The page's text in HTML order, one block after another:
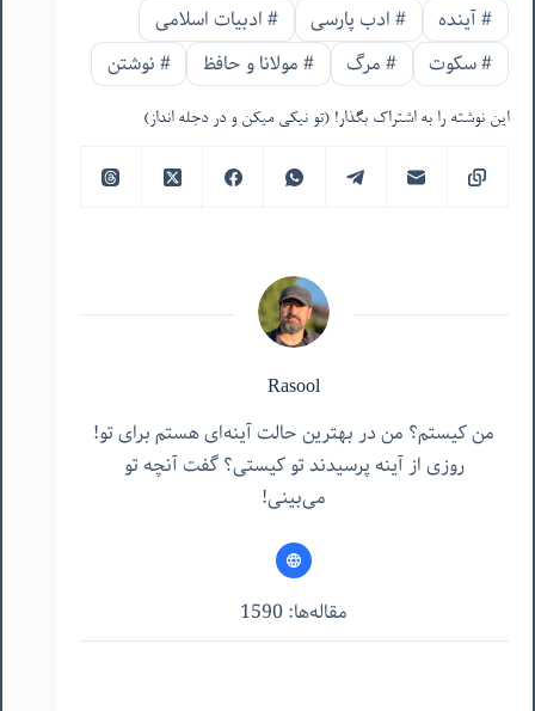
#آینده #ادب پارسی #ادبیات اسلامی
#سکوت #مرگ #مولانا و حافظ #نوشتن
این نوشته را به اشتراک بگذار! (تو نیکی میکن و در دجله انداز)
Rasool
من کیستم؟ من در بهترین حالت آینه‌ای هستم برای تو!
روزی از آینه پرسیدند تو کیستی؟ گفت آنچه تو
می‌بینی!
مقاله‌ها: 1590